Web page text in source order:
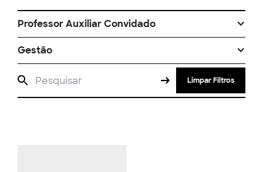
Professor Auxiliar Convidado
Gestão
Limpar Filtros